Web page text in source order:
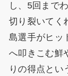
し、5回まで
切り裂いてく
島選手がヒッ
へ叩きこむ鮮
りの得点とい